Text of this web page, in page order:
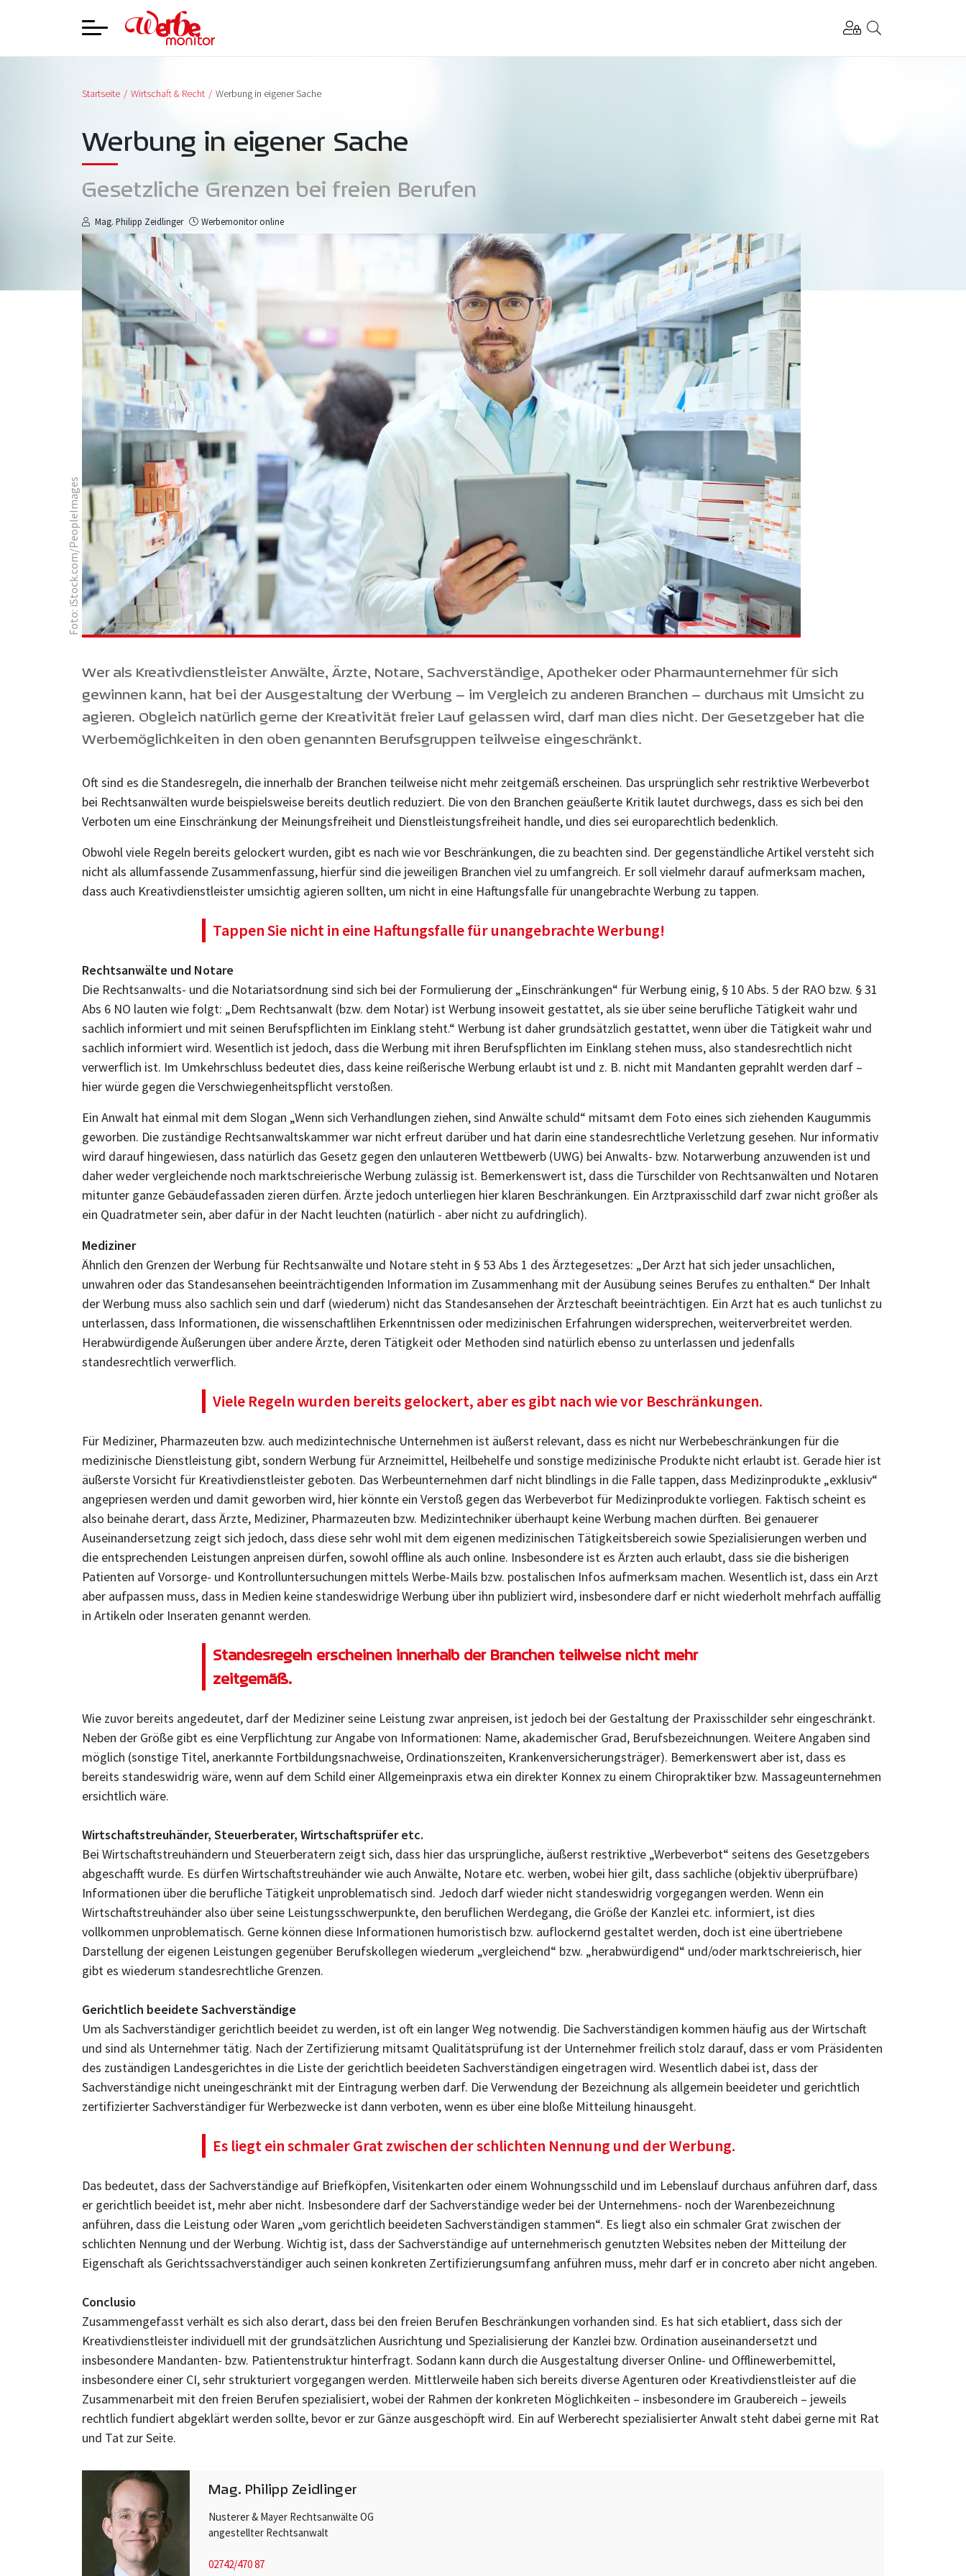
Startseite Wirtschaft & Recht Werbung in eigener Sache
Werbung in eigener Sache
Gesetzliche Grenzen bei freien Berufen
Mag. Philipp Zeidlinger Werbemonitor online
Foto: iStock.com/PeopleImages
Wer als Kreativdienstleister Anwälte, Ärzte, Notare, Sachverständige, Apotheker oder Pharmaunternehmer für sich
gewinnen kann, hat bei der Ausgestaltung der Werbung – im Vergleich zu anderen Branchen – durchaus mit Umsicht zu
agieren. Obgleich natürlich gerne der Kreativität freier Lauf gelassen wird, darf man dies nicht. Der Gesetzgeber hat die
Werbemöglichkeiten in den oben genannten Berufsgruppen teilweise eingeschränkt.
Oft sind es die Standesregeln, die innerhalb der Branchen teilweise nicht mehr zeitgemäß erscheinen. Das ursprünglich sehr restriktive Werbeverbot
bei Rechtsanwälten wurde beispielsweise bereits deutlich reduziert. Die von den Branchen geäußerte Kritik lautet durchwegs, dass es sich bei den
Verboten um eine Einschränkung der Meinungsfreiheit und Dienstleistungsfreiheit handle, und dies sei europarechtlich bedenklich.
Obwohl viele Regeln bereits gelockert wurden, gibt es nach wie vor Beschränkungen, die zu beachten sind. Der gegenständliche Artikel versteht sich
nicht als allumfassende Zusammenfassung, hierfür sind die jeweiligen Branchen viel zu umfangreich. Er soll vielmehr darauf aufmerksam machen,
dass auch Kreativdienstleister umsichtig agieren sollten, um nicht in eine Haftungsfalle für unangebrachte Werbung zu tappen.
Tappen Sie nicht in eine Haftungsfalle für unangebrachte Werbung!
Rechtsanwälte und Notare
Die Rechtsanwalts- und die Notariatsordnung sind sich bei der Formulierung der „Einschränkungen“ für Werbung einig, § 10 Abs. 5 der RAO bzw. § 31
Abs 6 NO lauten wie folgt: „Dem Rechtsanwalt (bzw. dem Notar) ist Werbung insoweit gestattet, als sie über seine berufliche Tätigkeit wahr und
sachlich informiert und mit seinen Berufspflichten im Einklang steht.“ Werbung ist daher grundsätzlich gestattet, wenn über die Tätigkeit wahr und
sachlich informiert wird. Wesentlich ist jedoch, dass die Werbung mit ihren Berufspflichten im Einklang stehen muss, also standesrechtlich nicht
verwerflich ist. Im Umkehrschluss bedeutet dies, dass keine reißerische Werbung erlaubt ist und z. B. nicht mit Mandanten geprahlt werden darf –
hier würde gegen die Verschwiegenheitspflicht verstoßen.
Ein Anwalt hat einmal mit dem Slogan „Wenn sich Verhandlungen ziehen, sind Anwälte schuld“ mitsamt dem Foto eines sich ziehenden Kaugummis
geworben. Die zuständige Rechtsanwaltskammer war nicht erfreut darüber und hat darin eine standesrechtliche Verletzung gesehen. Nur informativ
wird darauf hingewiesen, dass natürlich das Gesetz gegen den unlauteren Wettbewerb (UWG) bei Anwalts- bzw. Notarwerbung anzuwenden ist und
daher weder vergleichende noch marktschreierische Werbung zulässig ist. Bemerkenswert ist, dass die Türschilder von Rechtsanwälten und Notaren
mitunter ganze Gebäudefassaden zieren dürfen. Ärzte jedoch unterliegen hier klaren Beschränkungen. Ein Arztpraxisschild darf zwar nicht größer als
ein Quadratmeter sein, aber dafür in der Nacht leuchten (natürlich - aber nicht zu aufdringlich).
Mediziner
Ähnlich den Grenzen der Werbung für Rechtsanwälte und Notare steht in § 53 Abs 1 des Ärztegesetzes: „Der Arzt hat sich jeder unsachlichen,
unwahren oder das Standesansehen beeinträchtigenden Information im Zusammenhang mit der Ausübung seines Berufes zu enthalten.“ Der Inhalt
der Werbung muss also sachlich sein und darf (wiederum) nicht das Standesansehen der Ärzteschaft beeinträchtigen. Ein Arzt hat es auch tunlichst zu
unterlassen, dass Informationen, die wissenschaftlihen Erkenntnissen oder medizinischen Erfahrungen widersprechen, weiterverbreitet werden.
Herabwürdigende Äußerungen über andere Ärzte, deren Tätigkeit oder Methoden sind natürlich ebenso zu unterlassen und jedenfalls
standesrechtlich verwerflich.
Viele Regeln wurden bereits gelockert, aber es gibt nach wie vor Beschränkungen.
Für Mediziner, Pharmazeuten bzw. auch medizintechnische Unternehmen ist äußerst relevant, dass es nicht nur Werbebeschränkungen für die
medizinische Dienstleistung gibt, sondern Werbung für Arzneimittel, Heilbehelfe und sonstige medizinische Produkte nicht erlaubt ist. Gerade hier ist
äußerste Vorsicht für Kreativdienstleister geboten. Das Werbeunternehmen darf nicht blindlings in die Falle tappen, dass Medizinprodukte „exklusiv“
angepriesen werden und damit geworben wird, hier könnte ein Verstoß gegen das Werbeverbot für Medizinprodukte vorliegen. Faktisch scheint es
also beinahe derart, dass Ärzte, Mediziner, Pharmazeuten bzw. Medizintechniker überhaupt keine Werbung machen dürften. Bei genauerer
Auseinandersetzung zeigt sich jedoch, dass diese sehr wohl mit dem eigenen medizinischen Tätigkeitsbereich sowie Spezialisierungen werben und
die entsprechenden Leistungen anpreisen dürfen, sowohl offline als auch online. Insbesondere ist es Ärzten auch erlaubt, dass sie die bisherigen
Patienten auf Vorsorge- und Kontrolluntersuchungen mittels Werbe-Mails bzw. postalischen Infos aufmerksam machen. Wesentlich ist, dass ein Arzt
aber aufpassen muss, dass in Medien keine standeswidrige Werbung über ihn publiziert wird, insbesondere darf er nicht wiederholt mehrfach auffällig
in Artikeln oder Inseraten genannt werden.
Standesregeln erscheinen innerhalb der Branchen teilweise nicht mehr
zeitgemäß.
Wie zuvor bereits angedeutet, darf der Mediziner seine Leistung zwar anpreisen, ist jedoch bei der Gestaltung der Praxisschilder sehr eingeschränkt.
Neben der Größe gibt es eine Verpflichtung zur Angabe von Informationen: Name, akademischer Grad, Berufsbezeichnungen. Weitere Angaben sind
möglich (sonstige Titel, anerkannte Fortbildungsnachweise, Ordinationszeiten, Krankenversicherungsträger). Bemerkenswert aber ist, dass es
bereits standeswidrig wäre, wenn auf dem Schild einer Allgemeinpraxis etwa ein direkter Konnex zu einem Chiropraktiker bzw. Massageunternehmen
ersichtlich wäre.
Wirtschaftstreuhänder, Steuerberater, Wirtschaftsprüfer etc.
Bei Wirtschaftstreuhändern und Steuerberatern zeigt sich, dass hier das ursprüngliche, äußerst restriktive „Werbeverbot“ seitens des Gesetzgebers
abgeschafft wurde. Es dürfen Wirtschaftstreuhänder wie auch Anwälte, Notare etc. werben, wobei hier gilt, dass sachliche (objektiv überprüfbare)
Informationen über die berufliche Tätigkeit unproblematisch sind. Jedoch darf wieder nicht standeswidrig vorgegangen werden. Wenn ein
Wirtschaftstreuhänder also über seine Leistungsschwerpunkte, den beruflichen Werdegang, die Größe der Kanzlei etc. informiert, ist dies
vollkommen unproblematisch. Gerne können diese Informationen humoristisch bzw. auflockernd gestaltet werden, doch ist eine übertriebene
Darstellung der eigenen Leistungen gegenüber Berufskollegen wiederum „vergleichend“ bzw. „herabwürdigend“ und/oder marktschreierisch, hier
gibt es wiederum standesrechtliche Grenzen.
Gerichtlich beeidete Sachverständige
Um als Sachverständiger gerichtlich beeidet zu werden, ist oft ein langer Weg notwendig. Die Sachverständigen kommen häufig aus der Wirtschaft
und sind als Unternehmer tätig. Nach der Zertifizierung mitsamt Qualitätsprüfung ist der Unternehmer freilich stolz darauf, dass er vom Präsidenten
des zuständigen Landesgerichtes in die Liste der gerichtlich beeideten Sachverständigen eingetragen wird. Wesentlich dabei ist, dass der
Sachverständige nicht uneingeschränkt mit der Eintragung werben darf. Die Verwendung der Bezeichnung als allgemein beeideter und gerichtlich
zertifizierter Sachverständiger für Werbezwecke ist dann verboten, wenn es über eine bloße Mitteilung hinausgeht.
Es liegt ein schmaler Grat zwischen der schlichten Nennung und der Werbung.
Das bedeutet, dass der Sachverständige auf Briefköpfen, Visitenkarten oder einem Wohnungsschild und im Lebenslauf durchaus anführen darf, dass
er gerichtlich beeidet ist, mehr aber nicht. Insbesondere darf der Sachverständige weder bei der Unternehmens- noch der Warenbezeichnung
anführen, dass die Leistung oder Waren „vom gerichtlich beeideten Sachverständigen stammen“. Es liegt also ein schmaler Grat zwischen der
schlichten Nennung und der Werbung. Wichtig ist, dass der Sachverständige auf unternehmerisch genutzten Websites neben der Mitteilung der
Eigenschaft als Gerichtssachverständiger auch seinen konkreten Zertifizierungsumfang anführen muss, mehr darf er in concreto aber nicht angeben.
Conclusio
Zusammengefasst verhält es sich also derart, dass bei den freien Berufen Beschränkungen vorhanden sind. Es hat sich etabliert, dass sich der
Kreativdienstleister individuell mit der grundsätzlichen Ausrichtung und Spezialisierung der Kanzlei bzw. Ordination auseinandersetzt und
insbesondere Mandanten- bzw. Patientenstruktur hinterfragt. Sodann kann durch die Ausgestaltung diverser Online- und Offlinewerbemittel,
insbesondere einer CI, sehr strukturiert vorgegangen werden. Mittlerweile haben sich bereits diverse Agenturen oder Kreativdienstleister auf die
Zusammenarbeit mit den freien Berufen spezialisiert, wobei der Rahmen der konkreten Möglichkeiten – insbesondere im Graubereich – jeweils
rechtlich fundiert abgeklärt werden sollte, bevor er zur Gänze ausgeschöpft wird. Ein auf Werberecht spezialisierter Anwalt steht dabei gerne mit Rat
und Tat zur Seite.
Mag. Philipp Zeidlinger
Nusterer & Mayer Rechtsanwälte OG
angestellter Rechtsanwalt
02742/470 87